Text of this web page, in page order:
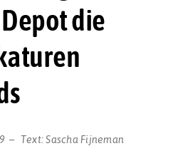
die
Text: Sascha Fijneman